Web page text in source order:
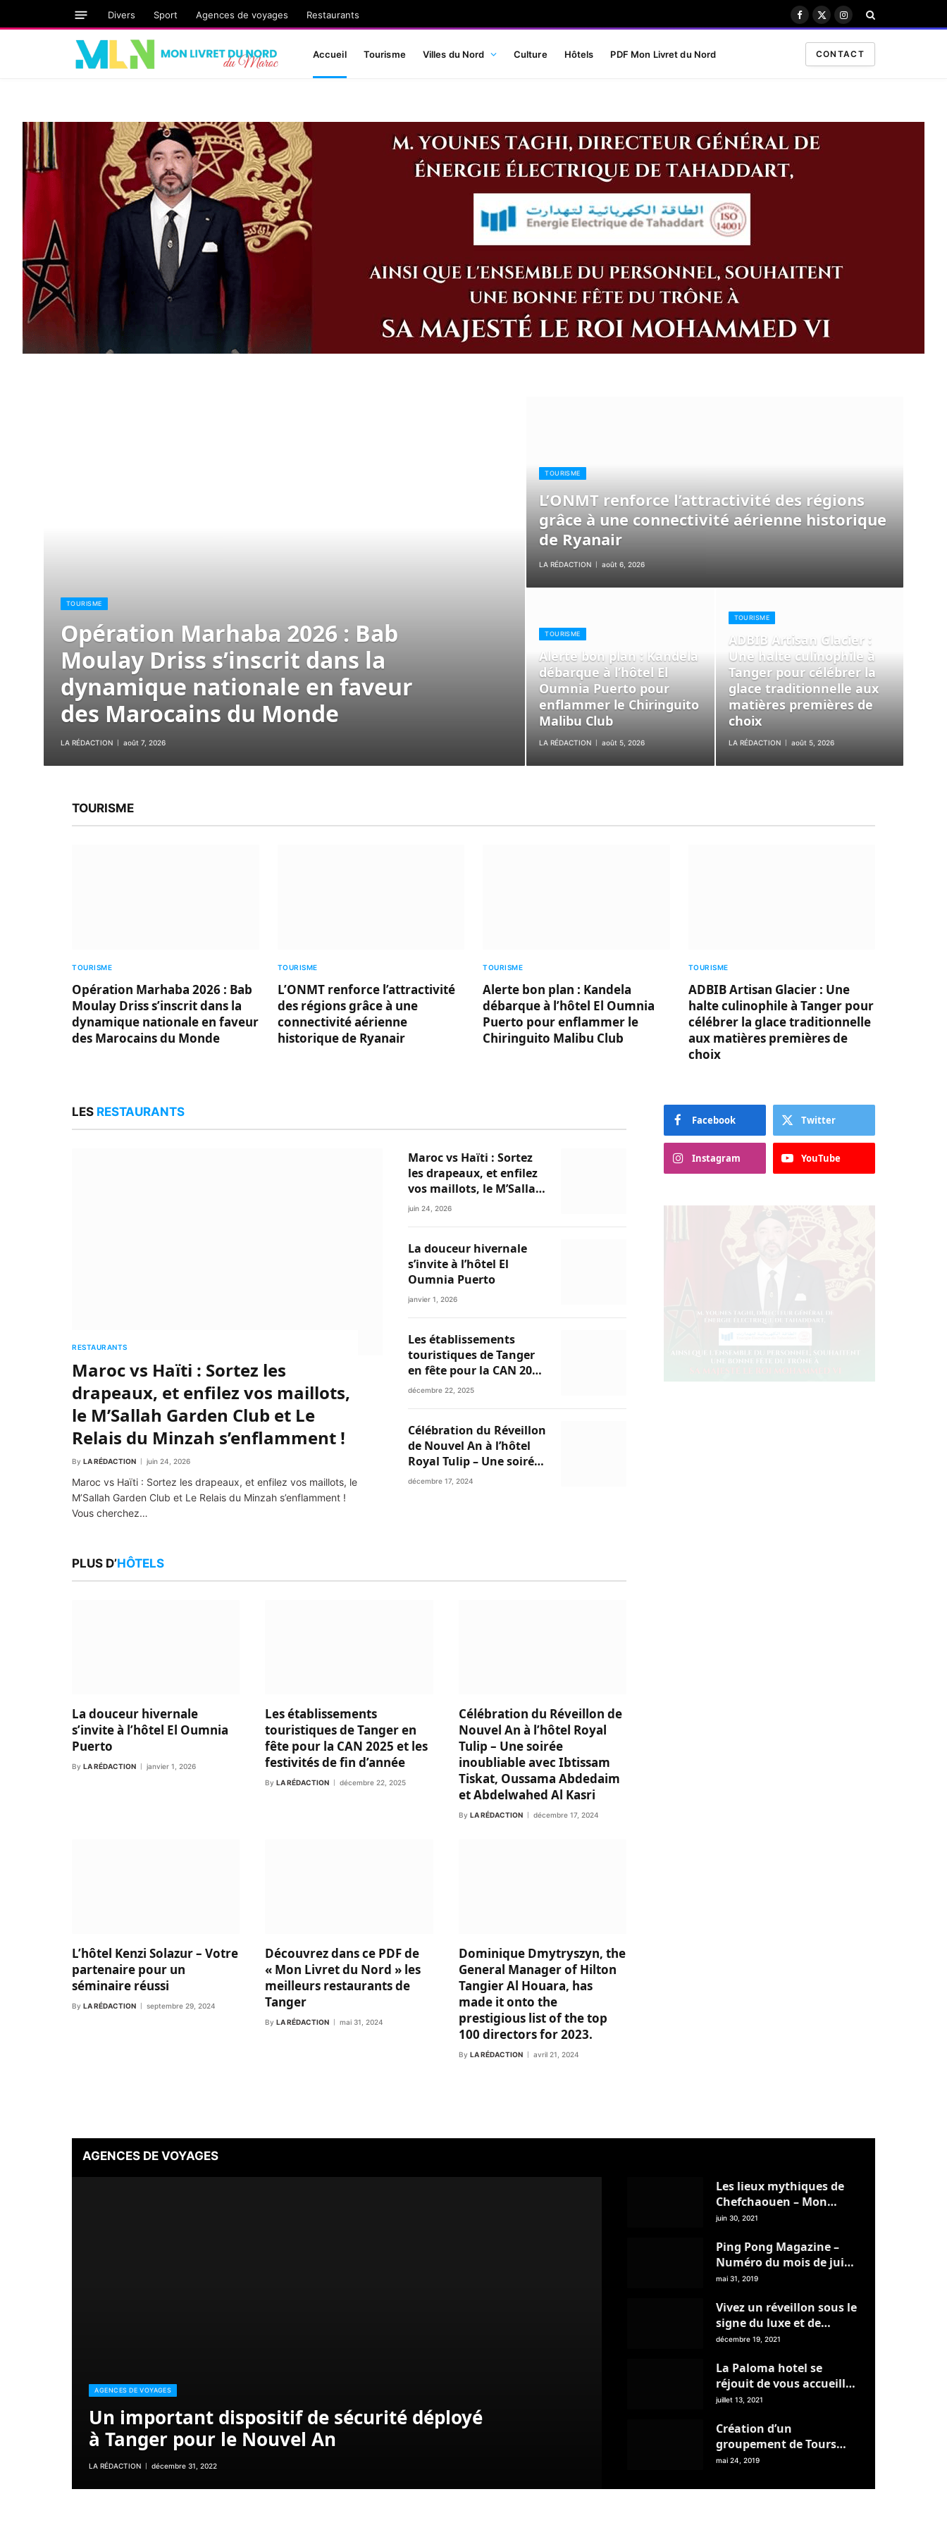
Divers Sport Agences de voyages Restaurants Facebook
X
Instagram
Accueil Tourisme Villes du Nord Culture Hôtels PDF Mon Livret du Nord CONTACT
TOURISME
Opération Marhaba 2026 : Bab
Moulay Driss s’inscrit dans la
dynamique nationale en faveur
des Marocains du Monde
LA RÉDACTION août 7, 2026
TOURISME
L’ONMT renforce l’attractivité des régions
grâce à une connectivité aérienne historique
de Ryanair
LA RÉDACTION août 6, 2026
TOURISME
Alerte bon plan : Kandela
débarque à l’hôtel El
Oumnia Puerto pour
enflammer le Chiringuito
Malibu Club
LA RÉDACTION août 5, 2026
TOURISME
ADBIB Artisan Glacier :
Une halte culinophile à
Tanger pour célébrer la
glace traditionnelle aux
matières premières de
choix
LA RÉDACTION août 5, 2026
TOURISME
TOURISME
Opération Marhaba 2026 : Bab
Moulay Driss s’inscrit dans la
dynamique nationale en faveur
des Marocains du Monde
TOURISME
L’ONMT renforce l’attractivité
des régions grâce à une
connectivité aérienne
historique de Ryanair
TOURISME
Alerte bon plan : Kandela
débarque à l’hôtel El Oumnia
Puerto pour enflammer le
Chiringuito Malibu Club
TOURISME
ADBIB Artisan Glacier : Une
halte culinophile à Tanger pour
célébrer la glace traditionnelle
aux matières premières de
choix
LES RESTAURANTS
RESTAURANTS
Maroc vs Haïti : Sortez les
drapeaux, et enfilez vos maillots,
le M’Sallah Garden Club et Le
Relais du Minzah s’enflamment !
By LA RÉDACTION juin 24, 2026
Maroc vs Haïti : Sortez les drapeaux, et enfilez vos maillots, le
M’Sallah Garden Club et Le Relais du Minzah s’enflamment !
Vous cherchez…
Maroc vs Haïti : Sortez
les drapeaux, et enfilez
vos maillots, le M’Sallah
Garden Club et Le Relais
juin 24, 2026
La douceur hivernale
s’invite à l’hôtel El
Oumnia Puerto
janvier 1, 2026
Les établissements
touristiques de Tanger
en fête pour la CAN 2025
et les festivités de fin
décembre 22, 2025
Célébration du Réveillon
de Nouvel An à l’hôtel
Royal Tulip – Une soirée
inoubliable avec
décembre 17, 2024
PLUS D’HÔTELS
La douceur hivernale
s’invite à l’hôtel El Oumnia
Puerto
By LA RÉDACTION janvier 1, 2026
Les établissements
touristiques de Tanger en
fête pour la CAN 2025 et les
festivités de fin d’année
By LA RÉDACTION décembre 22, 2025
Célébration du Réveillon de
Nouvel An à l’hôtel Royal
Tulip – Une soirée
inoubliable avec Ibtissam
Tiskat, Oussama Abdedaim
et Abdelwahed Al Kasri
By LA RÉDACTION décembre 17, 2024
L’hôtel Kenzi Solazur – Votre
partenaire pour un
séminaire réussi
By LA RÉDACTION septembre 29, 2024
Découvrez dans ce PDF de
« Mon Livret du Nord » les
meilleurs restaurants de
Tanger
By LA RÉDACTION mai 31, 2024
Dominique Dmytryszyn, the
General Manager of Hilton
Tangier Al Houara, has
made it onto the
prestigious list of the top
100 directors for 2023.
By LA RÉDACTION avril 21, 2024
Facebook Twitter
Instagram YouTube
AGENCES DE VOYAGES
AGENCES DE VOYAGES
Un important dispositif de sécurité déployé
à Tanger pour le Nouvel An
LA RÉDACTION décembre 31, 2022
Les lieux mythiques de
Chefchaouen – Mon
Livret de Voyage page 7
juin 30, 2021
Ping Pong Magazine –
Numéro du mois de juin
2019
mai 31, 2019
Vivez un réveillon sous le
signe du luxe et de
l’élégance au Banyan
décembre 19, 2021
La Paloma hotel se
réjouit de vous accueillir
pour un agréable séjour
juillet 13, 2021
Création d’un
groupement de Tours
Opérateurs de la région
bientôt !
mai 24, 2019